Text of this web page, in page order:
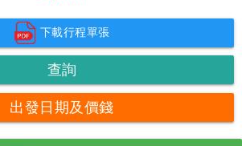
下載行程單張
查詢
出發日期及價錢